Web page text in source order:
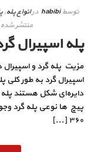
توسط habibi درانواع پله,
منتشر شده
پله اسپیرال
مزیت پله گرد و اسپیرال
اسپیرال گرد به طور
دایره‌ای شکل هستند
پیچ ها نوعی پله گرد
۳۶۰ [...]